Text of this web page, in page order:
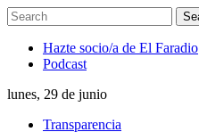
Hazte socio/a de El Faradio
Podcast
lunes, 29 de junio
Transparencia